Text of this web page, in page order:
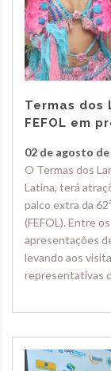
Termas dos
FEFOL em
02 de agosto de
O Termas dos
Latina, terá
palco extra da
(FEFOL). Entre
apresentações
levando aos
representativas